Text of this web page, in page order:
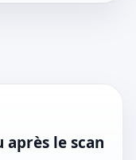
le scan